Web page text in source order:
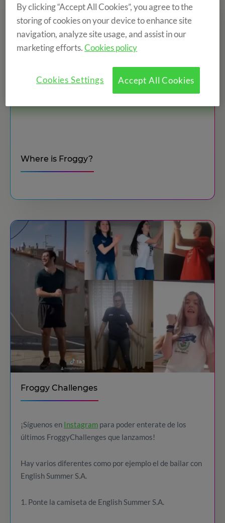
Where is Froggy?
Froggy Challenges
¡Síguenos en Instagram para poder enterate de los
últimos FroggyChallenges que lanzamos!
Hay varios diferentes como por ejemplo el de bailar con
English Summer S.A.
1. Ponte la camiseta de English Summer S.A.
By clicking “Accept All Cookies”, you agree to the
storing of cookies on your device to enhance site
navigation, analyze site usage, and assist in our
marketing efforts.Cookies policy
Accept All Cookies
Cookies Settings